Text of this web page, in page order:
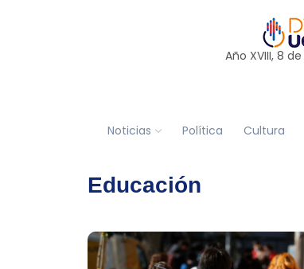
Año XVIII, 8 de
Noticias Política Cultura
Educación